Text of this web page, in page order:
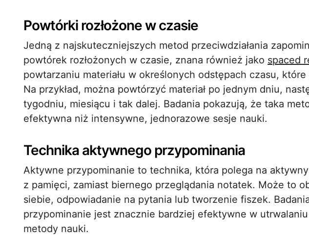
Powtórki rozłożone w czasie
Jedną z najskuteczniejszych metod przeciwdziałania
powtórek rozłożonych w czasie, znana również jako spaced
powtarzaniu materiału w określonych odstępach czasu,
Na przykład, można powtórzyć materiał po jednym dniu,
tygodniu, miesiącu i tak dalej. Badania pokazują, że taka
efektywna niż intensywne, jednorazowe sesje nauki.
Technika aktywnego przypominania
Aktywne przypominanie to technika, która polega na
z pamięci, zamiast biernego przeglądania notatek. Może to
siebie, odpowiadanie na pytania lub tworzenie fiszek.
przypominanie jest znacznie bardziej efektywne w
metody nauki.